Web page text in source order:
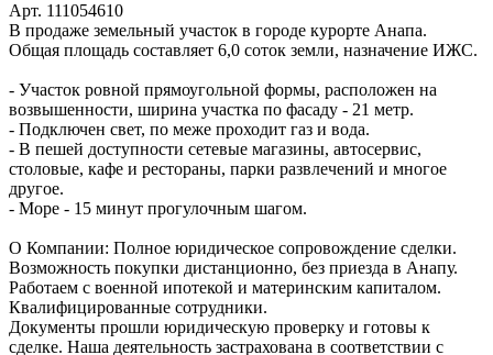
Арт. 111054610
В продаже земельный участок в городе курорте Анапа.
Общая площадь составляет 6,0 соток земли, назначение ИЖС.
- Участок ровной прямоугольной формы, расположен на
возвышенности, ширина участка по фасаду - 21 метр.
- Подключен свет, по меже проходит газ и вода.
- В пешей доступности сетевые магазины, автосервис,
столовые, кафе и рестораны, парки развлечений и многое
другое.
- Море - 15 минут прогулочным шагом.
О Компании: Полное юридическое сопровождение сделки.
Возможность покупки дистанционно, без приезда в Анапу.
Работаем с военной ипотекой и материнским капиталом.
Квалифицированные сотрудники.
Документы прошли юридическую проверку и готовы к
сделке. Наша деятельность застрахована в соответствии с